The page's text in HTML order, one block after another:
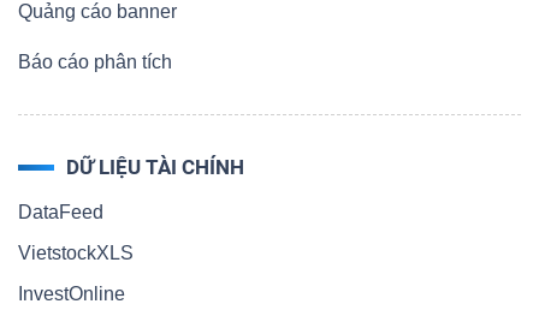
Quảng cáo banner
Báo cáo phân tích
DỮ LIỆU TÀI CHÍNH
DataFeed
VietstockXLS
InvestOnline